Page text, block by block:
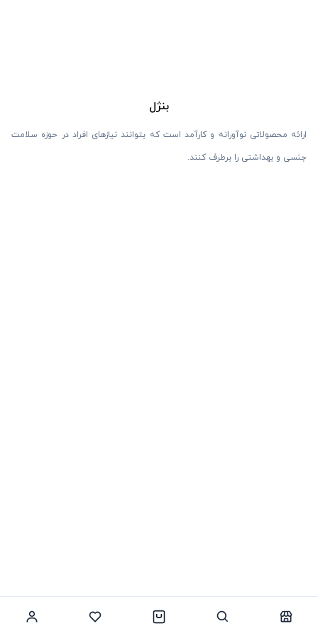
بنژل
ارائه محصولاتی نوآورانه و کارآمد است که بتوانند نیازهای افراد در حوزه سلامت
جنسی و بهداشتی را برطرف کنند.